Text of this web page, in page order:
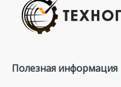
Полезная информация